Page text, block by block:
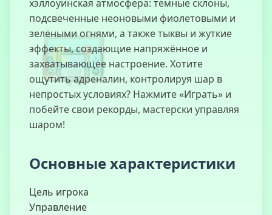
Котов 2
Становимся
Тем, На Что
Смотрим
Динозавра
хэллоуинская атмосфера: тёмные склоны,
подсвеченные неоновыми фиолетовыми и
зелёными огнями, а также тыквы и жуткие
эффекты, создающие напряжённое и
захватывающее настроение. Хотите
ощутить адреналин, контролируя шар в
непростых условиях? Нажмите «Играть» и
побейте свои рекорды, мастерски управляя
шаром!
Основные характеристики
Цель игрока
Управление